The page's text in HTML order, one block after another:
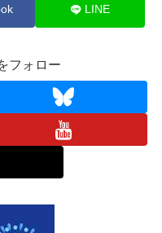
LINE
フォロー